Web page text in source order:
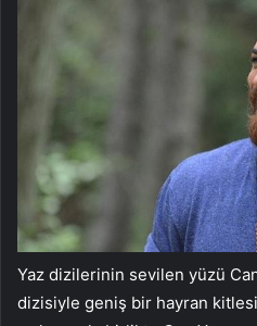
Yaz dizilerinin sevilen yüzü Can
dizisiyle geniş bir hayran